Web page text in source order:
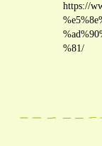
https://
%81/